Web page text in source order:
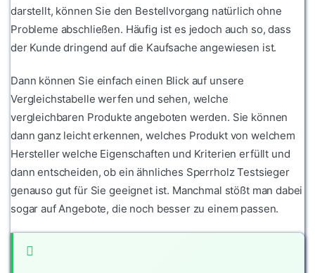
darstellt, können Sie den Bestellvorgang natürlich ohne
Probleme abschließen. Häufig ist es jedoch auch so, dass
der Kunde dringend auf die Kaufsache angewiesen ist.
Dann können Sie einfach einen Blick auf unsere
Vergleichstabelle werfen und sehen, welche
vergleichbaren Produkte angeboten werden. Sie können
dann ganz leicht erkennen, welches Produkt von welchem
Hersteller welche Eigenschaften und Kriterien erfüllt und
dann entscheiden, ob ein ähnliches Sperrholz Testsieger
genauso gut für Sie geeignet ist. Manchmal stößt man dabei
sogar auf Angebote, die noch besser zu einem passen.